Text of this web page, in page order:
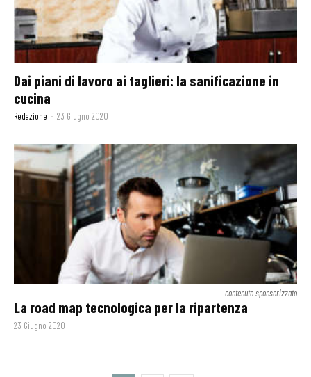
Dai piani di lavoro ai taglieri: la sanificazione in
cucina
Redazione - 23 Giugno 2020
contenuto sponsorizzato
La road map tecnologica per la ripartenza
23 Giugno 2020